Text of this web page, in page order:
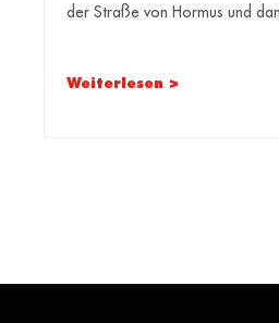
der Straße von Hormus und
Weiterlesen >